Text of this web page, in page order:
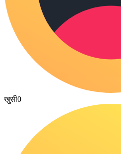
खुसी0